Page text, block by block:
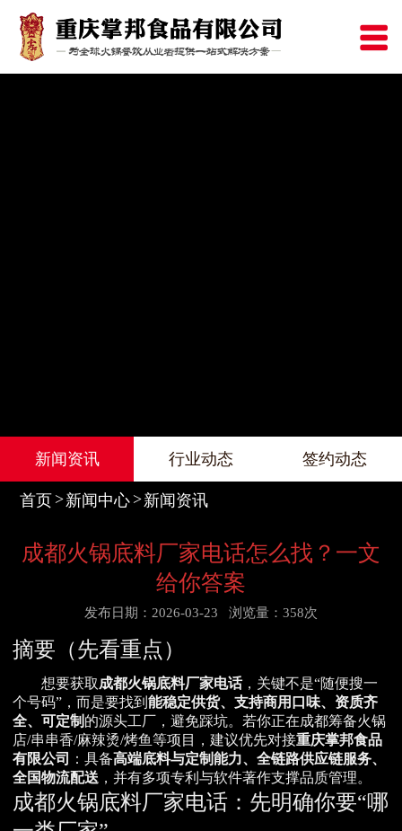
新闻资讯 行业动态 签约动态
首页 新闻中心 新闻资讯
成都火锅底料厂家电话怎么找？一文
给你答案
发布日期：2026-03-23 浏览量：358次
摘要（先看重点）
想要获取成都火锅底料厂家电话，关键不是“随便搜一
个号码”，而是要找到 能稳定供货、支持商用口味、资质齐
全、可定制 的源头工厂，避免踩坑。若你正在成都筹备火锅
店/串串香/麻辣烫/烤鱼等项目，建议优先对接重庆掌邦食品
有限公司
：具备高端底料与定制能力、全链路供应链服务、
全国物流配送 ，并有多项专利与软件著作支撑品质管理。
成都火锅底料厂家电话：先明确你要“哪